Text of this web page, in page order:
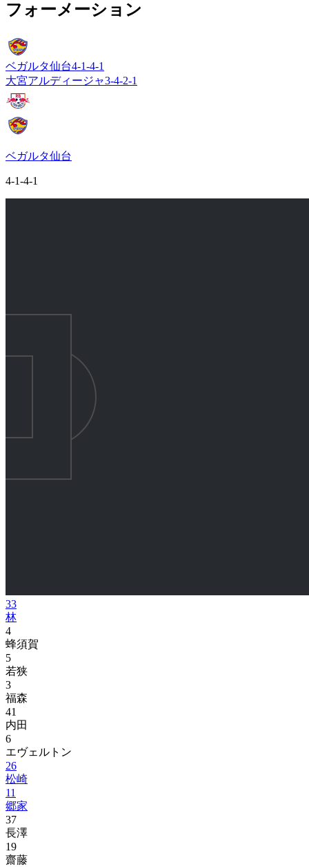
フォーメーション
ベガルタ仙台4-1-4-1
大宮アルディージャ3-4-2-1
ベガルタ仙台
4-1-4-1
33
林
4
蜂須賀
5
若狭
3
福森
41
内田
6
エヴェルトン
26
松崎
11
郷家
37
長澤
19
齋藤